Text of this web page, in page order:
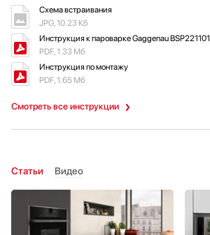
Смотреть все инструкции
Схема встраивания
JPG, 10.23 Кб
Инструкция к пароварке Gaggenau BSP221101
PDF, 1.33 Мб
Инструкция по монтажу
PDF, 1.65 Мб
Статьи Видео